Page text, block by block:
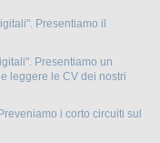
Presentiamo il
Presentiamo un
leggere le CV dei nostri
i corto circuiti sul